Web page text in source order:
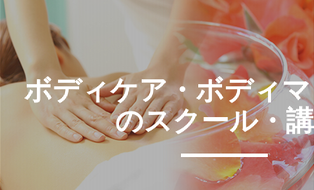
スクールを
駅・路線か
通信講座を
ボディケア・ボディ
のスクール・